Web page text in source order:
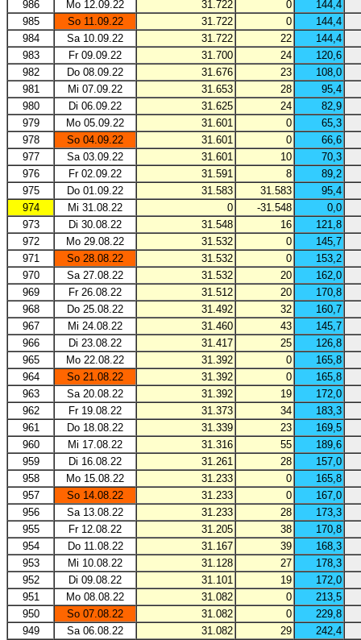
986 Mo 12.09.22 31.722 0
144,4
985
So 11.09.22 31.722 0
144,4
984
Sa 10.09.22 31.722 22
144,4
983
Fr 09.09.22 31.700 24
120,6
982
Do 08.09.22 31.676 23
108,0
981
Mi 07.09.22 31.653 28
95,4
980
Di 06.09.22 31.625 24
82,9
979
Mo 05.09.22 31.601 0
65,3
978
So 04.09.22 31.601 0
66,6
977
Sa 03.09.22 31.601 10
70,3
976
Fr 02.09.22 31.591 8
89,2
975
Do 01.09.22 31.583 31.583
95,4
974
Mi 31.08.22 0 -31.548
0,0
973
Di 30.08.22 31.548 16
121,8
972
Mo 29.08.22 31.532 0
145,7
971
So 28.08.22 31.532 0
153,2
970
Sa 27.08.22 31.532 20
162,0
969
Fr 26.08.22 31.512 20
170,8
968
Do 25.08.22 31.492 32
160,7
967
Mi 24.08.22 31.460 43
145,7
966
Di 23.08.22 31.417 25
126,8
965
Mo 22.08.22 31.392 0
165,8
964
So 21.08.22 31.392 0
165,8
963
Sa 20.08.22 31.392 19
172,0
962
Fr 19.08.22 31.373 34
183,3
961
Do 18.08.22 31.339 23
169,5
960
Mi 17.08.22 31.316 55
189,6
959
Di 16.08.22 31.261 28
157,0
958
Mo 15.08.22 31.233 0
165,8
957
So 14.08.22 31.233 0
167,0
956
Sa 13.08.22 31.233 28
173,3
955
Fr 12.08.22 31.205 38
170,8
954
Do 11.08.22 31.167 39
168,3
953
Mi 10.08.22 31.128 27
178,3
952
Di 09.08.22 31.101 19
172,0
951
Mo 08.08.22 31.082 0
213,5
950
So 07.08.22 31.082 0
229,8
949
Sa 06.08.22 31.082 29
242,4